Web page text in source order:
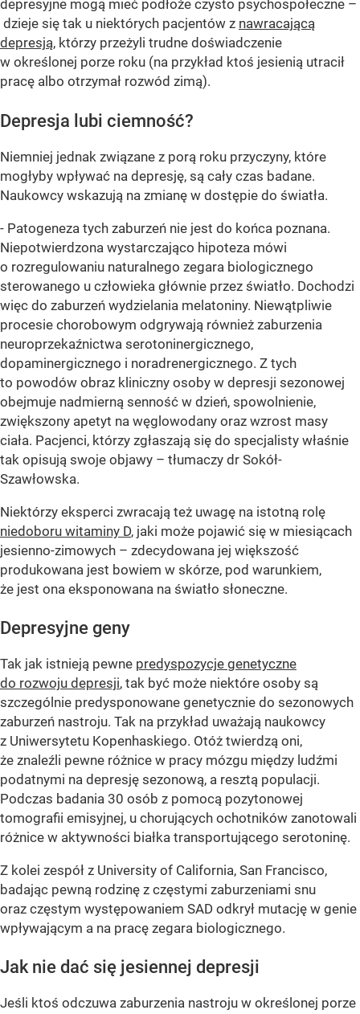
depresyjne mogą mieć podłoże czysto psychospołeczne –
dzieje się tak u niektórych pacjentów z nawracającą
depresją, którzy przeżyli trudne doświadczenie
w określonej porze roku (na przykład ktoś jesienią utracił
pracę albo otrzymał rozwód zimą).
Depresja lubi ciemność?
Niemniej jednak związane z porą roku przyczyny, które
mogłyby wpływać na depresję, są cały czas badane.
Naukowcy wskazują na zmianę w dostępie do światła.
- Patogeneza tych zaburzeń nie jest do końca poznana.
Niepotwierdzona wystarczająco hipoteza mówi
o rozregulowaniu naturalnego zegara biologicznego
sterowanego u człowieka głównie przez światło. Dochodzi
więc do zaburzeń wydzielania melatoniny. Niewątpliwie
procesie chorobowym odgrywają również zaburzenia
neuroprzekaźnictwa serotoninergicznego,
dopaminergicznego i noradrenergicznego. Z tych
to powodów obraz kliniczny osoby w depresji sezonowej
obejmuje nadmierną senność w dzień, spowolnienie,
zwiększony apetyt na węglowodany oraz wzrost masy
ciała. Pacjenci, którzy zgłaszają się do specjalisty właśnie
tak opisują swoje objawy – tłumaczy dr Sokół-
Szawłowska.
Niektórzy eksperci zwracają też uwagę na istotną rolę
niedoboru witaminy D, jaki może pojawić się w miesiącach
jesienno-zimowych – zdecydowana jej większość
produkowana jest bowiem w skórze, pod warunkiem,
że jest ona eksponowana na światło słoneczne.
Depresyjne geny
Tak jak istnieją pewne predyspozycje genetyczne
do rozwoju depresji, tak być może niektóre osoby są
szczególnie predysponowane genetycznie do sezonowych
zaburzeń nastroju. Tak na przykład uważają naukowcy
z Uniwersytetu Kopenhaskiego. Otóż twierdzą oni,
że znaleźli pewne różnice w pracy mózgu między ludźmi
podatnymi na depresję sezonową, a resztą populacji.
Podczas badania 30 osób z pomocą pozytonowej
tomografii emisyjnej, u chorujących ochotników zanotowali
różnice w aktywności białka transportującego serotoninę.
Z kolei zespół z University of California, San Francisco,
badając pewną rodzinę z częstymi zaburzeniami snu
oraz częstym występowaniem SAD odkrył mutację w genie
wpływającym a na pracę zegara biologicznego.
Jak nie dać się jesiennej depresji
Jeśli ktoś odczuwa zaburzenia nastroju w określonej porze